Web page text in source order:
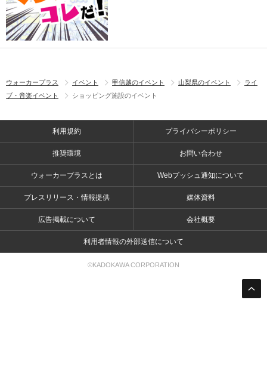
ウォーカープラス イベント 甲信越のイベント 山梨県のイベント
ライ
ブ・音楽イベント
ショッピング施設のイベント
利用規約 プライバシーポリシー
推奨環境 お問い合わせ
ウォーカープラスとは Webプッシュ通知について
プレスリリース・情報提供 媒体資料
広告掲載について 会社概要
利用者情報の外部送信について
©KADOKAWA CORPORATION